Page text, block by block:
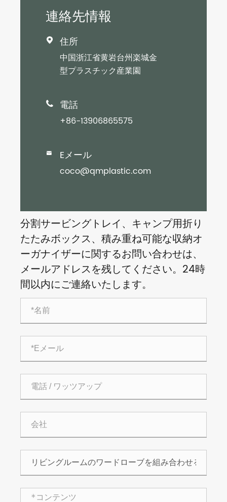
連絡先情報
 住所
中国浙江省黄岩台州楽城金
型プラスチック産業園
 電話
+86-13906865575
 Eメール
coco@qmplastic.com
分割サービングトレイ、キャンプ用折り
たたみボックス、積み重ね可能な収納オ
ーガナイザーに関するお問い合わせは、
メールアドレスを残してください。24時
間以内にご連絡いたします。